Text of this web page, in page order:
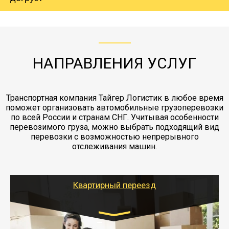
коробками и обмотать стрейч пленкой.
груза. Мы сотрудничаем по услугам страховки
заканчивая выгрузкой в пункте получателя.
НАПРАВЛЕНИЯ УСЛУГ
Транспортная компания Тайгер Логистик в любое время
поможет организовать автомобильные грузоперевозки
по всей России и странам СНГ. Учитывая особенности
перевозимого груза, можно выбрать подходящий вид
перевозки с возможностью непрерывного
отслеживания машин.
Квартирный переезд